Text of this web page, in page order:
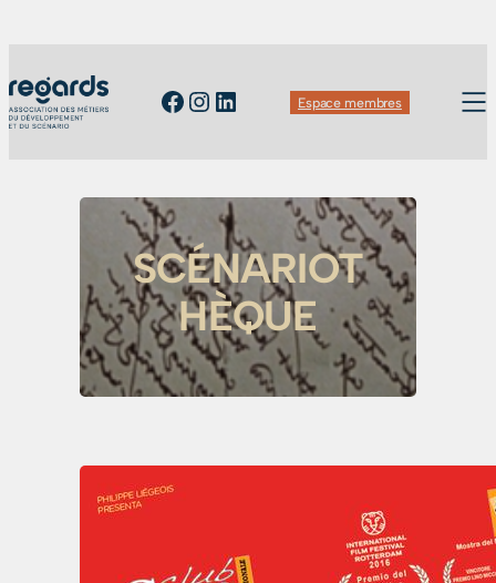
Facebook
Instagram
LinkedInEspace membres
SCÉNARIOT
HÈQUE